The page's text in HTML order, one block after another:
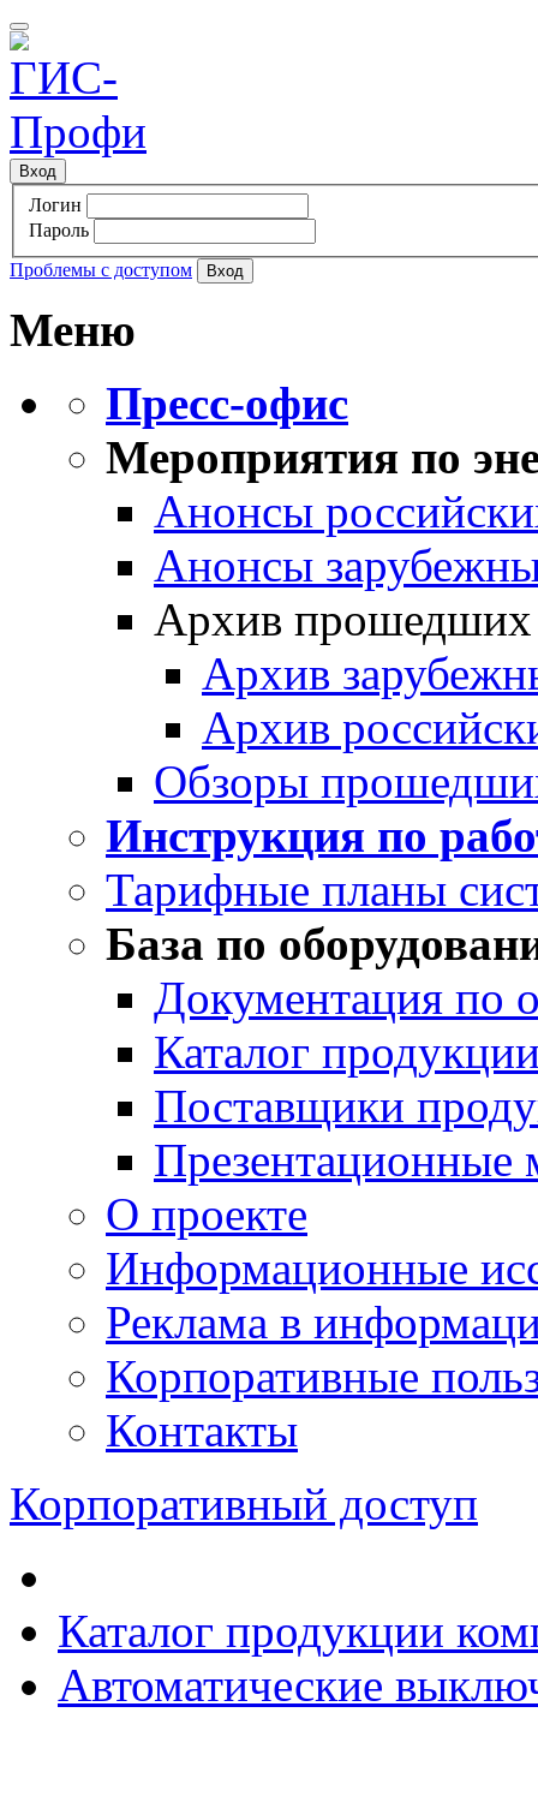
Вход
Логин
Пароль
Проблемы с доступом
Меню
Пресс-офис
Мероприятия по
Анонсы
Анонсы
Архив прошедших
Архив
Архив
Обзоры
Инструкция по
Тарифные планы
База по
Документация по
Каталог
Поставщики
Презентационные
О проекте
Информационные
Реклама в
Корпоративные
Контакты
Корпоративный доступ
Каталог продукции
Автоматические